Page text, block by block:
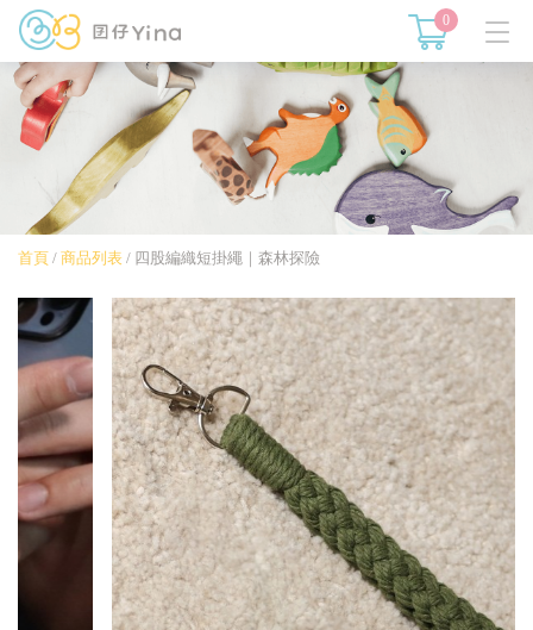
0
首頁 / 商品列表 / 四股編織短掛繩｜森林探險